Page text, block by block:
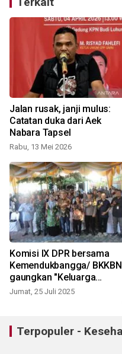
Jalan rusak, janji mulus:
Catatan duka dari Aek
Nabara Tapsel
Rabu, 13 Mei 2026
Komisi IX DPR bersama
Kemendukbangga/ BKKBN
gaungkan "Keluarga
Berkualitas Menuju
Jumat, 25 Juli 2025
Terpopuler -